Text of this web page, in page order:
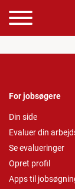
For jobsøgere
Din side
Evaluer din
Se evalueringer
Opret profil
Apps til